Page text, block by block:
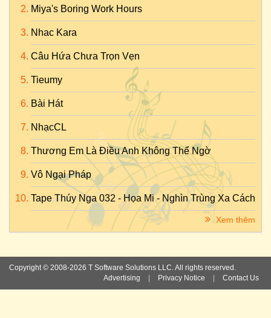
Miya's Boring Work Hours
Nhac Kara
Câu Hứa Chưa Trọn Vẹn
Tieumy
Bài Hát
NhạcCL
Thương Em Là Điều Anh Không Thể Ngờ
Vô Ngại Pháp
Tape Thúy Nga 032 - Họa Mi - Nghìn Trùng Xa Cách
Xem thêm
Copyright © 2008-2026 T Software Solutions LLC. All rights reserved.
Advertising
Privacy Notice Contact Us